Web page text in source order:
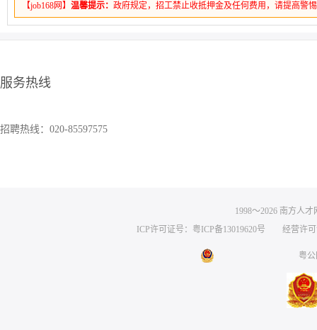
【job168网】 温馨提示： 政府规定，招工禁止收抵押金及任何费用，请提高警
服务热线
招聘热线：020-85597575
1998～2026 南方人才
ICP许可证号：粤ICP备13019620号 经营许可
粤公